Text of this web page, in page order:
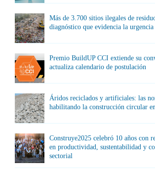
Más de 3.700 sitios ilegales de
diagnóstico que evidencia la urgencia
Premio BuildUP CCI extiende su
actualiza calendario de postulación
Áridos reciclados y artificiales: las
habilitando la construcción circular
Construye2025 celebró 10 años con
en productividad, sustentabilidad y
sectorial